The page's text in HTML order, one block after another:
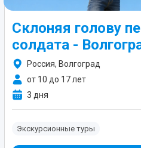
Склоняя голову
солдата -
Россия, Волгоград
от 10 до 17 лет
3 дня
Экскурсионные туры